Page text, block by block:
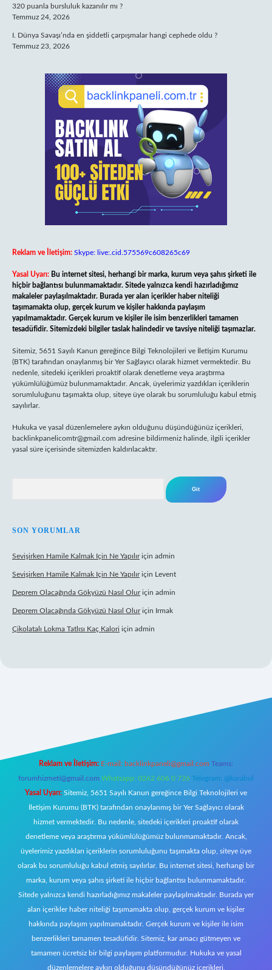
320 puanla bursluluk kazanılır mı ?
Temmuz 24, 2026
I. Dünya Savaşı’nda en şiddetli çarpışmalar hangi cephede oldu ?
Temmuz 23, 2026
Reklam ve İletişim: Skype: live:.cid.575569c608265c69
Yasal Uyarı: Bu internet sitesi, herhangi bir marka, kurum veya şahıs şirketi ile
hiçbir bağlantısı bulunmamaktadır. Sitede yalnızca kendi hazırladığımız
makaleler paylaşılmaktadır. Burada yer alan içerikler haber niteliği
taşımamakta olup, gerçek kurum ve kişiler hakkında paylaşım
yapılmamaktadır. Gerçek kurum ve kişiler ile isim benzerlikleri tamamen
tesadüfidir. Sitemizdeki bilgiler taslak halindedir ve tavsiye niteliği taşımazlar.
Sitemiz, 5651 Sayılı Kanun gereğince Bilgi Teknolojileri ve İletişim Kurumu
(BTK) tarafından onaylanmış bir Yer Sağlayıcı olarak hizmet vermektedir. Bu
nedenle, sitedeki içerikleri proaktif olarak denetleme veya araştırma
yükümlülüğümüz bulunmamaktadır. Ancak, üyelerimiz yazdıkları içeriklerin
sorumluluğunu taşımakta olup, siteye üye olarak bu sorumluluğu kabul etmiş
sayılırlar.
Hukuka ve yasal düzenlemelere aykırı olduğunu düşündüğünüz içerikleri,
backlinkpanelicomtr@gmail.com adresine bildirmeniz halinde, ilgili içerikler
yasal süre içerisinde sitemizden kaldırılacaktır.
SON YORUMLAR
Sevişirken Hamile Kalmak Için Ne Yapılıriçin admin
Sevişirken Hamile Kalmak Için Ne Yapılıriçin Levent
Deprem Olacağında Gökyüzü Nasıl Oluriçin admin
Deprem Olacağında Gökyüzü Nasıl Oluriçin Irmak
Çikolatalı Lokma Tatlısı Kaç Kalori için admin
Reklam ve İletişim: E-mail: backlinkpaneli@gmail.com Teams:
forumhizmeti@gmail.com Whatsapp: 0262 606 0 726 Telegram: @karabul
Yasal Uyarı: Sitemiz, 5651 Sayılı Kanun gereğince Bilgi Teknolojileri ve
İletişim Kurumu (BTK) tarafından onaylanmış bir Yer Sağlayıcı olarak
hizmet vermektedir. Bu nedenle, sitedeki içerikleri proaktif olarak
denetleme veya araştırma yükümlülüğümüz bulunmamaktadır. Ancak,
üyelerimiz yazdıkları içeriklerin sorumluluğunu taşımakta olup, siteye üye
olarak bu sorumluluğu kabul etmiş sayılırlar. Bu internet sitesi, herhangi bir
marka, kurum veya şahıs şirketi ile hiçbir bağlantısı bulunmamaktadır.
Sitede yalnızca kendi hazırladığımız makaleler paylaşılmaktadır. Burada yer
alan içerikler haber niteliği taşımamakta olup, gerçek kurum ve kişiler
hakkında paylaşım yapılmamaktadır. Gerçek kurum ve kişiler ile isim
benzerlikleri tamamen tesadüfidir. Sitemiz, kar amacı gütmeyen ve
tamamen ücretsiz bir bilgi paylaşım platformudur. Hukuka ve yasal
düzenlemelere aykırı olduğunu düşündüğünüz içerikleri,